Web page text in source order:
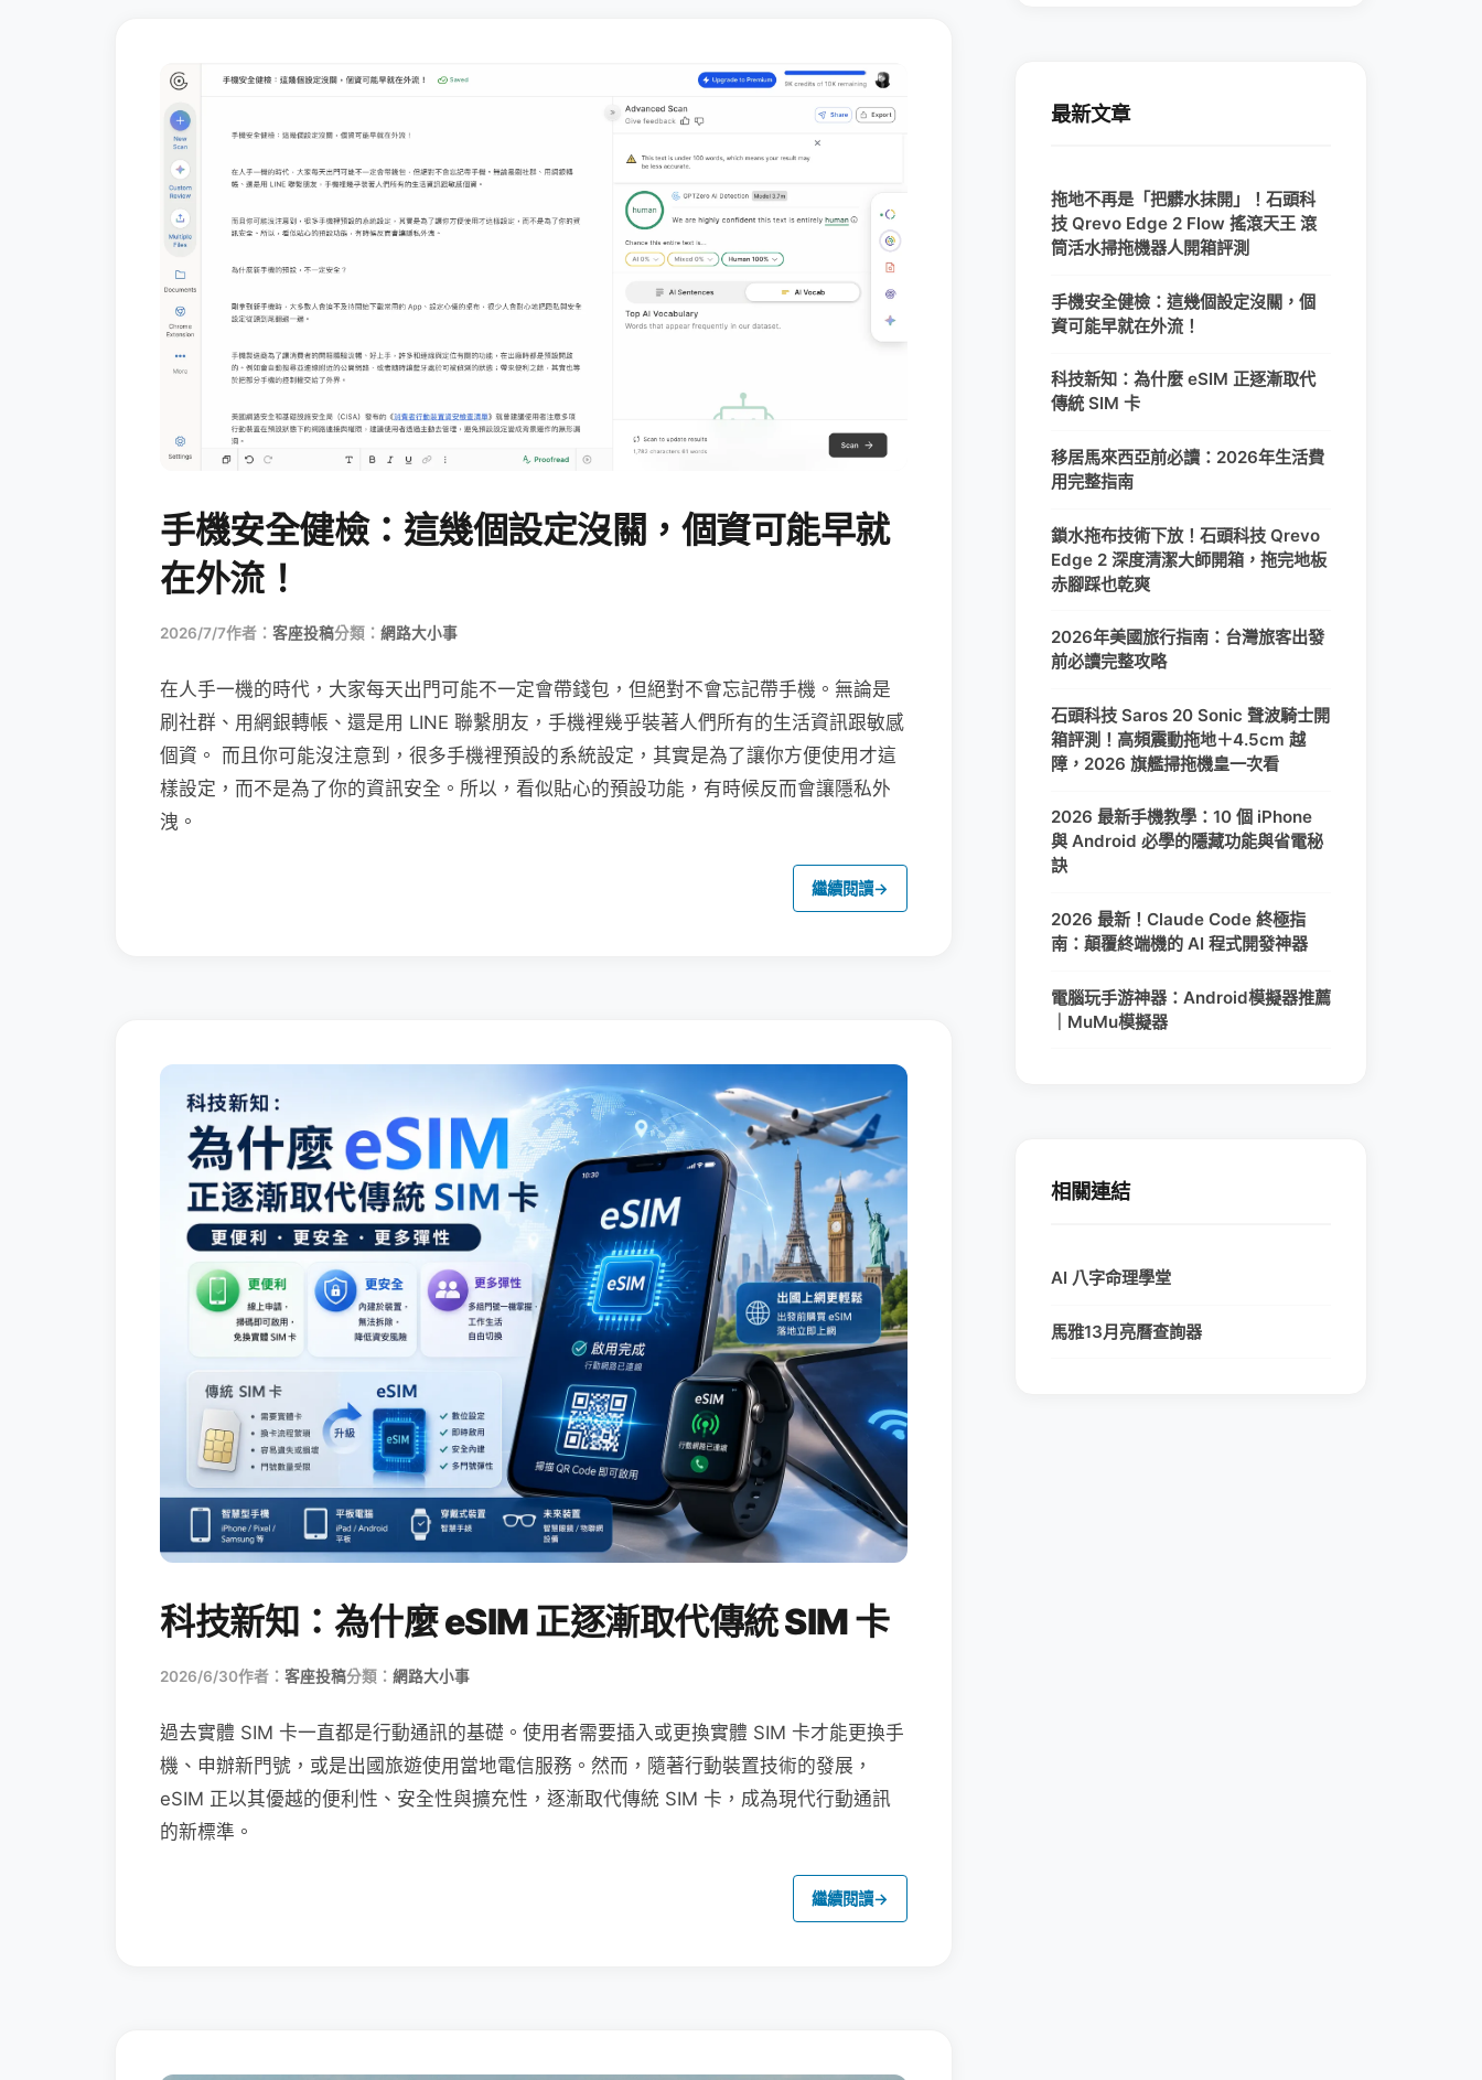
手機安全健檢：這幾個設定沒關，個資可能早就
在外流！
2026/7/7作者： 客座投稿分類： 網路大小事
在人手一機的時代，大家每天出門可能不一定會帶錢包，但絕對不會忘記帶手機。無論是
刷社群、用網銀轉帳、還是用 LINE 聯繫朋友，手機裡幾乎裝著人們所有的生活資訊跟敏感
個資。 而且你可能沒注意到，很多手機裡預設的系統設定，其實是為了讓你方便使用才這
樣設定，而不是為了你的資訊安全。所以，看似貼心的預設功能，有時候反而會讓隱私外
洩。
繼續閱讀→
科技新知：為什麼 eSIM 正逐漸取代傳統 SIM 卡
2026/6/30作者： 客座投稿分類： 網路大小事
過去實體 SIM 卡一直都是行動通訊的基礎。使用者需要插入或更換實體 SIM 卡才能更換手
機、申辦新門號，或是出國旅遊使用當地電信服務。然而，隨著行動裝置技術的發展，
eSIM 正以其優越的便利性、安全性與擴充性，逐漸取代傳統 SIM 卡，成為現代行動通訊
的新標準。
繼續閱讀→
最新文章
拖地不再是「把髒水抹開」！石頭科
技 Qrevo Edge 2 Flow 搖滾天王 滾
筒活水掃拖機器人開箱評測
手機安全健檢：這幾個設定沒關，個
資可能早就在外流！
科技新知：為什麼 eSIM 正逐漸取代
傳統 SIM 卡
移居馬來西亞前必讀：2026年生活費
用完整指南
鎖水拖布技術下放！石頭科技 Qrevo
Edge 2 深度清潔大師開箱，拖完地板
赤腳踩也乾爽
2026年美國旅行指南：台灣旅客出發
前必讀完整攻略
石頭科技 Saros 20 Sonic 聲波騎士開
箱評測！高頻震動拖地＋4.5cm 越
障，2026 旗艦掃拖機皇一次看
2026 最新手機教學：10 個 iPhone
與 Android 必學的隱藏功能與省電秘
訣
2026 最新！Claude Code 終極指
南：顛覆終端機的 AI 程式開發神器
電腦玩手游神器：Android模擬器推薦
｜MuMu模擬器
相關連結
AI 八字命理學堂
馬雅13月亮曆查詢器